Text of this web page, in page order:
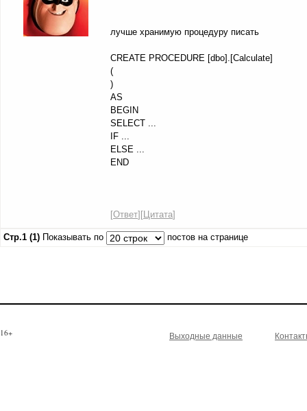
лучше хранимую процедуру писать
CREATE PROCEDURE [dbo].[Calculate]
(
)
AS
BEGIN
SELECT ...
IF ...
ELSE ...
END
[Ответ][Цитата]
Стр.1 (1) Показывать по постов на странице
16+ Выходные данные